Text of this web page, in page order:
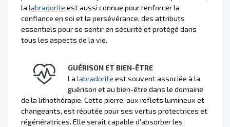
la labradorite est aussi connue pour renforcer la
confiance en soi et la persévérance, des attributs
essentiels pour se sentir en sécurité et protégé dans
tous les aspects de la vie.
GUÉRISON ET BIEN-ÊTRE
La labradorite est souvent associée à la
guérison et au bien-être dans le domaine
de la lithothérapie. Cette pierre, aux reflets lumineux et
changeants, est réputée pour ses vertus protectrices et
régénératrices. Elle serait capable d'absorber les